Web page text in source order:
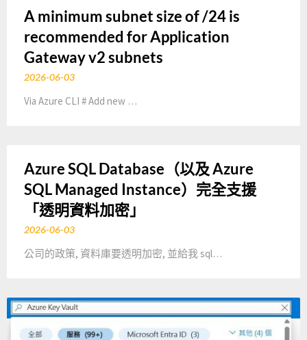
A minimum subnet size of /24 is
recommended for Application
Gateway v2 subnets
2026-06-03
Via Azure CLI # Add new …
Azure SQL Database（以及 Azure
SQL Managed Instance）完全支援
「透明資料加密」
2026-06-03
公司的政策, 資料庫要透明加密, 並給我 sql…